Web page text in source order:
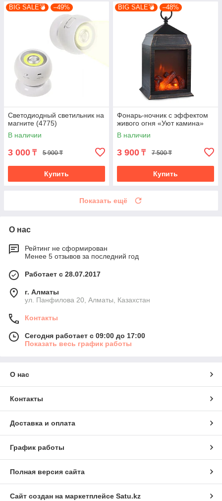
BIG SALE💣 –49%
Светодиодный светильник на
магните (4775)
В наличии
3 000 ₸ 5 900 ₸
Купить
BIG SALE💣 –48%
Фонарь-ночник с эффектом
живого огня «Уют камина»
В наличии
3 900 ₸ 7 500 ₸
Купить
Показать ещё
О нас
Рейтинг не сформирован
Менее 5 отзывов за последний год
Работает с 28.07.2017
г. Алматы
ул. Панфилова 20, Алматы, Казахстан
Контакты
Сегодня работает с 09:00 до 17:00
Показать весь график работы
О нас
Контакты
Доставка и оплата
График работы
Полная версия сайта
Сайт создан на маркетплейсе Satu.kz